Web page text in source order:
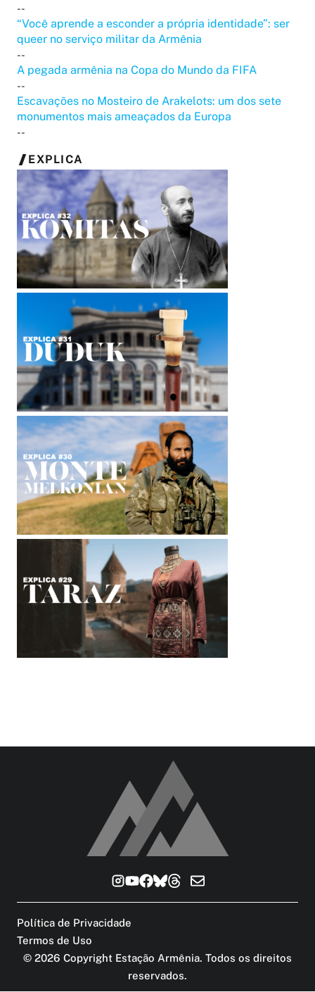
--
“Você aprende a esconder a própria identidade”: ser
queer no serviço militar da Armênia
--
A pegada armênia na Copa do Mundo da FIFA
--
Escavações no Mosteiro de Arakelots: um dos sete
monumentos mais ameaçados da Europa
--
EXPLICA
© 2026 Copyright Estação Armênia. Todos os direitos
reservados.
Política de Privacidade
Termos de Uso